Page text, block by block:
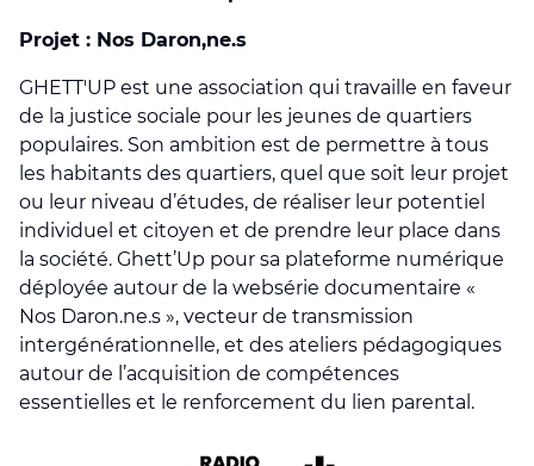
Projet : Nos Daron,ne.s
GHETT'UP est une association qui travaille en faveur
de la justice sociale pour les jeunes de quartiers
populaires. Son ambition est de permettre à tous
les habitants des quartiers, quel que soit leur projet
ou leur niveau d’études, de réaliser leur potentiel
individuel et citoyen et de prendre leur place dans
la société. Ghett’Up pour sa plateforme numérique
déployée autour de la websérie documentaire «
Nos Daron.ne.s », vecteur de transmission
intergénérationnelle, et des ateliers pédagogiques
autour de l’acquisition de compétences
essentielles et le renforcement du lien parental.